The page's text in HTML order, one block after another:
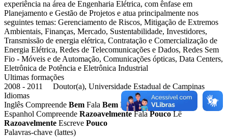
experiência na área de Engenharia Elétrica, com ênfase em
Planejamento e Gestão de Projetos e atua principalmente nos
seguintes temas: Gerenciamento de Riscos, Mitigação de Extremos
Ambientais, Finanças, Mercado, Sustentabilidade, Investidores,
Transmissão de energia elétrica, Contratação e Comercialização de
Energia Elétrica, Redes de Telecomunicações e Dados, Redes Sem
Fio - Móveis e de Automação, Comunicações ópticas, Data Centers,
Eletrônica de Potência e Eletrônica Industrial
Ultimas formações
2008 - 2011 Doutor(a), Universidade Estadual de Campinas
Idiomas
Inglês Compreende Bem Fala Bem LêBem Escreve
Espanhol Compreende Razoavelmente FalaPouco Lê
Razoavelmente Escreve Pouco
Palavras-chave (lattes)